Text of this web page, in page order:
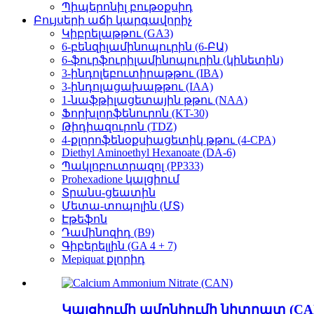
Պիպերոնիլ բութօքսիդ
Բույսերի աճի կարգավորիչ
Կիբրելաթթու (GA3)
6-բենզիլամինոպուրին (6-ԲԱ)
6-ֆուրֆուրիլամինոպուրին (կինետին)
3-ինդոլեբուտիրաթթու (IBA)
3-ինդոլացախաթթու (IAA)
1-նաֆթիլացետային թթու (NAA)
Ֆորխլորֆենուրոն (KT-30)
Թիդիազուրոն (TDZ)
4-քլորոֆենօքսիացետիկ թթու (4-CPA)
Diethyl Aminoethyl Hexanoate (DA-6)
Պակլոբուտրազոլ (PP333)
Prohexadione կալցիում
Տրանս-ցեատին
Մետա-տոպոլին (ՄՏ)
Էթեֆոն
Դամինոզիդ (B9)
Գիբերելլին (GA 4 + 7)
Mepiquat քլորիդ
Կալցիումի ամոնիումի նիտրատ